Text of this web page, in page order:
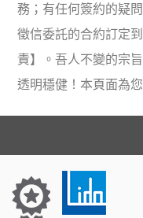
務；有任何簽約的疑
徵信委託的合約訂定
責】。吾人不變的宗
透明穩健！本頁面為